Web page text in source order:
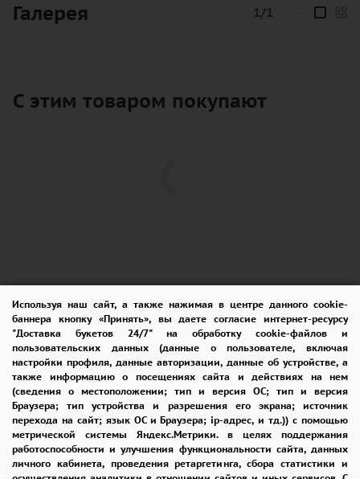
Используя наш сайт, а также нажимая в центре данного cookie-
баннера кнопку «Принять», вы даете согласие интернет-ресурсу
"Доставка букетов 24/7" на обработку cookie-файлов и
пользовательских данных (данные о пользователе, включая
настройки профиля, данные авторизации, данные об устройстве, а
также информацию о посещениях сайта и действиях на нем
(сведения о местоположении; тип и версия ОС; тип и версия
Браузера; тип устройства и разрешения его экрана; источник
перехода на сайт; язык ОС и Браузера; ip-адрес, и тд.)) с помощью
метрической системы Яндекс.Метрики. в целях поддержания
работоспособности и улучшения функциональности сайта, данных
личного кабинета, проведения ретаргетинга, сбора статистики и
Галерея 1/1
С этим товаром покупают
ПОМОЩЬ ОПЛАТА
ДОСТАВКА
ГАРАНТИИ
КУПОН
ВОЗВРАТ
ОТЗЫВЫ
РЕКОМЕНДАЦИИ
КОНТАКТЫ